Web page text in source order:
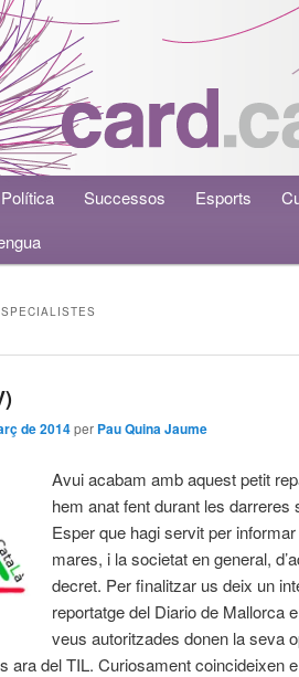
principal
secundari
Política Successos Esports
de 2014 per Pau Quina Jaume
Avui acabam amb aquest petit
hem anat fent durant les darreres
Esper que hagi servit per
mares, i la societat en general,
decret. Per finalitzar us deix un
reportatge del Diario de Mallorca
veus autoritzades donen la seva
ara del TIL. Curiosament coincideixen